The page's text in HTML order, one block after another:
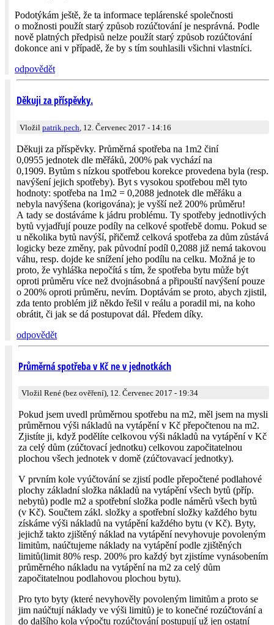
Podotýkám ještě, že ta informace teplárenské společnosti
o možnosti použít starý způsob rozúčtování je nesprávná. Podle
nově platných předpisů nelze použít starý způsob rozúčtování
dokonce ani v případě, že by s tím souhlasili všichni vlastníci.
odpovědět
Děkuji za příspěvky.
Vložil patrik.pech , 12. Červenec 2017 - 14:16
Děkuji za příspěvky. Průměrná spotřeba na 1m2 činí
0,0955 jednotek dle měřáků, 200% pak vychází na
0,1909. Bytům s nízkou spotřebou korekce provedena byla (resp.
navýšení jejich spotřeby). Byt s vysokou spotřebou měl tyto
hodnoty: spotřeba na 1m2 = 0,2088 jednotek dle měřáku a
nebyla navýšena (korigována); je vyšší než 200% průměru!
A tady se dostáváme k jádru problému. Ty spotřeby jednotlivých
bytů vyjadřují pouze podíly na celkové spotřebě domu. Pokud se
u několika bytů navýší, přičemž celková spotřeba za dům zůstává
logicky beze změny, pak původní podíl 0,2088 již nemá takovou
váhu, resp. dojde ke snížení jeho podílu na celku. Možná je to
proto, že vyhláška nepočítá s tím, že spotřeba bytu může být
oproti průměru více než dvojnásobná a připouští navýšení pouze
o 200% oproti průměru, nevím. Doptávám se proto, abych zjistil,
zda tento problém již někdo řešil v reálu a poradil mi, na koho
obrátit, či jak se dá postupovat dál. Předem díky.
odpovědět
Průměrná spotřeba v Kč ne v jednotkách
Vložil René (bez ověření), 12. Červenec 2017 - 19:34
Pokud jsem uvedl průměrnou spotřebu na m2, měl jsem na mysli
průměrnou výši nákladů na vytápění v Kč přepočtenou na m2.
Zjistíte ji, když podělíte celkovou výši nákladů na vytápění v Kč
za celý dům (zúčtovací jednotku) celkovou započitatelnou
plochou všech jednotek v domě (zúčtovavací jednotky).
V prvním kole vyúčtování se zjistí podle přepočtené podlahové
plochy základní složka nákladů na vytápění všech bytů (příp.
nebytů) podle m2 a spotřební složka podle náměrů všech bytů
(v Kč). Součtem zákl. složky a spotřební složky každého bytu
získáme výši nákladů na vytápění každého bytu (v Kč). Byty,
jejichž takto zjištěný náklad na vytápění nevyhovuje povoleným
limitům, naúčtujeme náklady na vytápění podle zjištěných
limitů(limit 80% resp. 200% pro každý byt zjistíme vynásobením
průměrného nákladu na vytápění na m2 za celý dům
započitatelnou podlahovou plochou bytu).
Pro tyto byty (které nevyhověly povoleným limitům a proto se
jim naúčtují náklady ve výši limitů) je to konečné rozúčtování a
do dalšího kola výpočtu rozúčtování postupují už jen ostatní